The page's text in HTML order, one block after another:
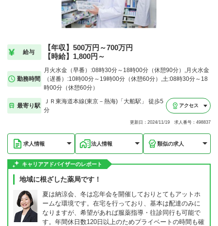
給与
【年収】500万円～700万円
【時給】1,800円～
勤務時間
月火水金（早番）:08時30分～18時00分（休憩90分）,月火水金
（遅番）:10時00分～19時00分（休憩60分）,土:08時30分～18
時00分（休憩60分）
最寄り駅
ＪＲ東海道本線(東京－熱海)「大船駅」 徒歩5
分
アクセス
更新日：2024/11/19 求人番号：498837
求人情報 法人情報 類似の求人
キャリアアドバイザーのレポート
地域に根ざした薬局です！
夏は納涼会、冬は忘年会を開催しておりとてもアットホ
ームな環境です。在宅を行っており、基本は配達のみに
なりますが、希望があれば服薬指導・往診同行も可能で
す。年間休日数120日以上のためプライベートの時間も確